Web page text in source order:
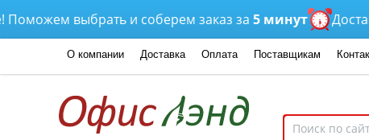
выбрать и соберем заказ за5 минут Доставка
О компании Доставка Оплата Поставщикам